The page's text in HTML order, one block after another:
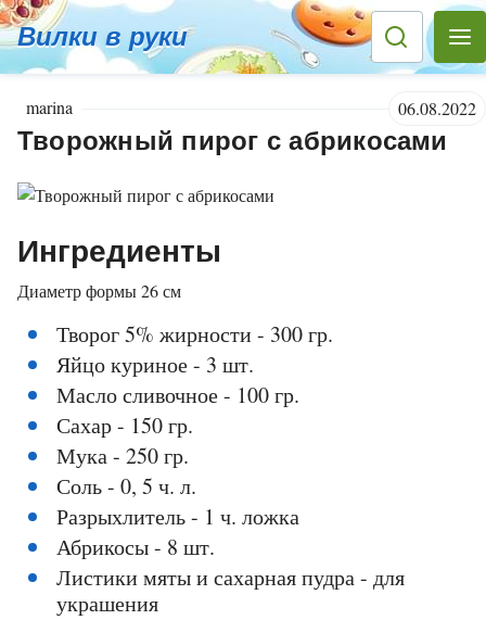
Вилки в руки
marina 06.08.2022
Творожный пирог с абрикосами
Ингредиенты
Диаметр формы 26 см
Творог 5% жирности - 300 гр.
Яйцо куриное - 3 шт.
Масло сливочное - 100 гр.
Сахар - 150 гр.
Мука - 250 гр.
Соль - 0, 5 ч. л.
Разрыхлитель - 1 ч. ложка
Абрикосы - 8 шт.
Листики мяты и сахарная пудра - для
украшения